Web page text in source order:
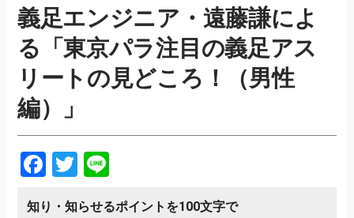
義足エンジニア・遠藤謙によ
る「東京パラ注目の義足アス
リートの見どころ！（男性
編）」
Facebook
Twitter
Line
知り・知らせるポイントを100文字で